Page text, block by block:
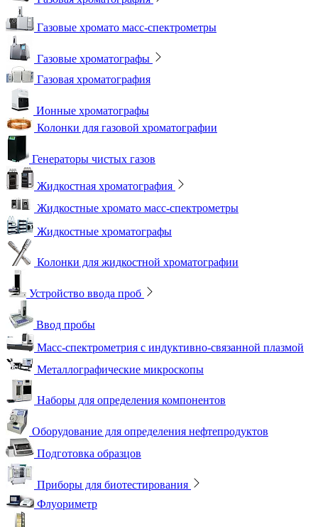
Газовые хромато масс-спектрометры
Газовые хроматографы
Газовая хроматография
Ионные хроматографы
Колонки для газовой хроматографии
Генераторы чистых газов
Жидкостная хроматография
Жидкостные хромато масс-спектрометры
Жидкостные хроматографы
Колонки для жидкостной хроматографии
Устройство ввода проб
Ввод пробы
Масс-спектрометрия с индуктивно-связанной плазмой
Металлографические микроскопы
Наборы для определения компонентов
Оборудование для определения нефтепродуктов
Подготовка образцов
Приборы для биотестирования
Флуориметр